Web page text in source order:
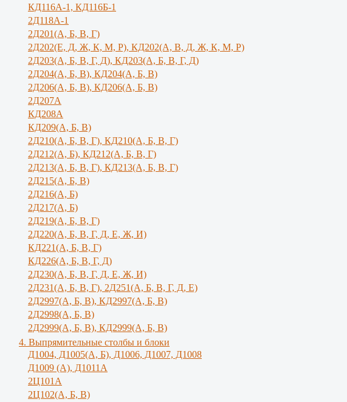
КД116А-1, КД116Б-1
2Д118А-1
2Д201(А, Б, В, Г)
2Д202(Е, Д, Ж, К, М, Р), КД202(А, В, Д, Ж, К, М, Р)
2Д203(А, Б, В, Г, Д), КД203(А, Б, В, Г, Д)
2Д204(А, Б, В), КД204(А, Б, В)
2Д206(А, Б, В), КД206(А, Б, В)
2Д207А
КД208А
КД209(А, Б, В)
2Д210(А, Б, В, Г), КД210(А, Б, В, Г)
2Д212(А, Б), КД212(А, Б, В, Г)
2Д213(А, Б, В, Г), КД213(А, Б, В, Г)
2Д215(А, Б, В)
2Д216(А, Б)
2Д217(А, Б)
2Д219(А, Б, В, Г)
2Д220(А, Б, В, Г, Д, Е, Ж, И)
КД221(А, Б, В, Г)
КД226(А, Б, В, Г, Д)
2Д230(А, Б, В, Г, Д, Е, Ж, И)
2Д231(А, Б, В, Г), 2Д251(А, Б, В, Г, Д, E)
2Д2997(А, Б, В), КД2997(А, Б, В)
2Д2998(А, Б, В)
2Д2999(А, Б, В), КД2999(А, Б, В)
4. Выпрямительные столбы и блоки
Д1004, Д1005(А, Б), Д1006, Д1007, Д1008
Д1009 (А), Д1011А
2Ц101А
2Ц102(А, Б, В)